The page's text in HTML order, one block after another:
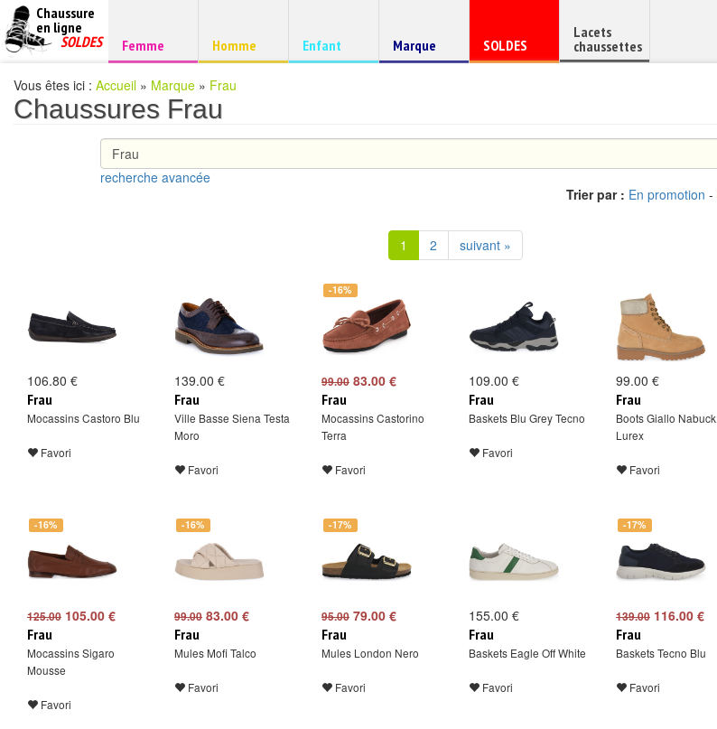
Chaussure
à
prix
Chaussure
en ligne
pas
SOLDES Chaussure
Femme Chaussure
Homme Chaussure
Enfant
Chaussure
de
Marque
Chaussure
en
SOLDES
Lacets
chaussettes
Vous êtes ici : Accueil » Marque » Frau
Chaussures Frau
recherche avancée
Trier par : En promotion -
1 2 suivant »
106.80 €
Frau
Mocassins Castoro Blu
Favori
139.00 €
Frau
Ville Basse Siena Testa
Moro
Favori
-16%
99.00 83.00 €
Frau
Mocassins Castorino
Terra
Favori
109.00 €
Frau
Baskets Blu Grey Tecno
Favori
99.00 €
Frau
Boots Giallo Nabuck
Lurex
Favori
-16%
125.00 105.00 €
Frau
Mocassins Sigaro
Mousse
Favori
-16%
99.00 83.00 €
Frau
Mules Mofi Talco
Favori
-17%
95.00 79.00 €
Frau
Mules London Nero
Favori
155.00 €
Frau
Baskets Eagle Off White
Favori
-17%
139.00 116.00 €
Frau
Baskets Tecno Blu
Favori